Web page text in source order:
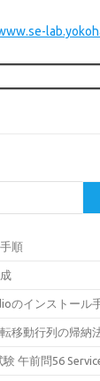
順
のインストール
移動行列の帰納
午前問56